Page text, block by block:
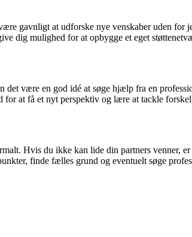
gavnligt at udforske nye venskaber uden
dig mulighed for at opbygge et eget
være en god idé at søge hjælp fra en
at få et nyt perspektiv og lære at tackle
Hvis du ikke kan lide din partners venner,
finde fælles grund og eventuelt søge